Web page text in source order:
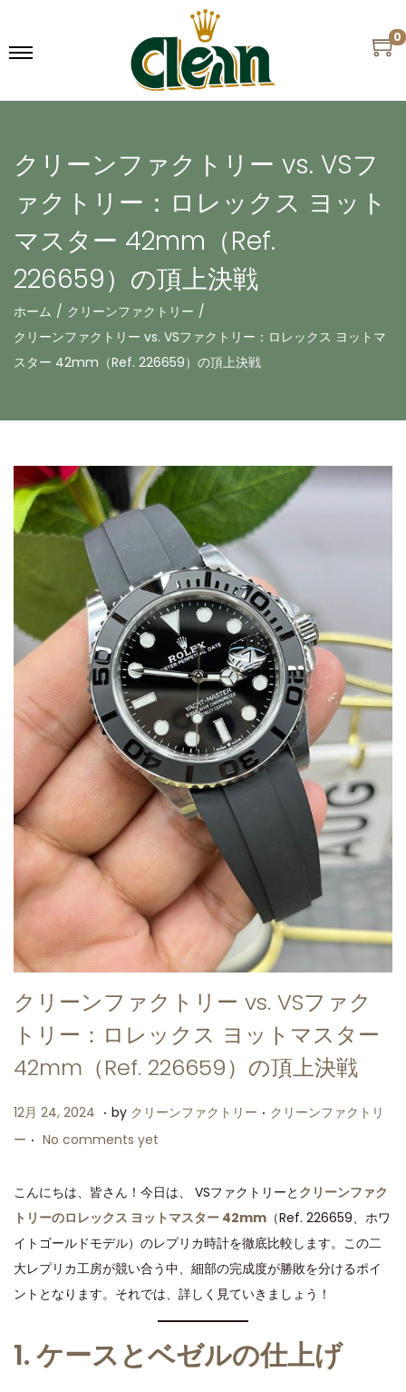
0
クリーンファクトリー vs. VSフ
ァクトリー：ロレックス ヨット
マスター 42mm（Ref.
226659）の頂上決戦
ホーム / クリーンファクトリー /
クリーンファクトリー vs. VSファクトリー：ロレックス ヨットマ
スター 42mm（Ref. 226659）の頂上決戦
クリーンファクトリー vs. VSファク
トリー：ロレックス ヨットマスター
42mm（Ref. 226659）の頂上決戦
P
o
t
e
d
o
n
12月 24, 2024
2
2
4
,
2
0
. by クリーンファクトリー . P
t
e
d
i
n
クリーンファクトリ
ー . No comments yet
こんにちは、皆さん！今日は、 VSファクトリーと クリーンファク
トリーのロレックス ヨットマスター 42mm （Ref. 226659、ホワ
イトゴールドモデル）のレプリカ時計を徹底比較します。この二
大レプリカ工房が競い合う中、細部の完成度が勝敗を分けるポイ
ントとなります。それでは、詳しく見ていきましょう！
1. ケースとベゼルの仕上げ